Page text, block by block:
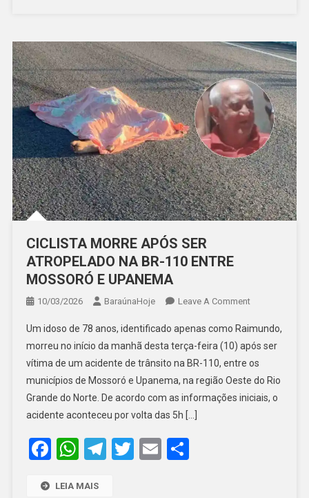
CICLISTA MORRE APÓS SER
ATROPELADO NA BR-110 ENTRE
MOSSORÓ E UPANEMA
10/03/2026 BaraúnaHoje Leave A CommentOn
MORRE
APÓS
SER
ATROPELADO
NA
Um idoso de 78 anos, identificado apenas como Raimundo,
morreu no início da manhã desta terça-feira (10) após ser
vítima de um acidente de trânsito na BR-110, entre os
municípios de Mossoró e Upanema, na região Oeste do Rio
Grande do Norte. De acordo com as informações iniciais, o
acidente aconteceu por volta das 5h […]
Facebook
WhatsApp
Telegram
Twitter
EmailShare
LEIA MAIS